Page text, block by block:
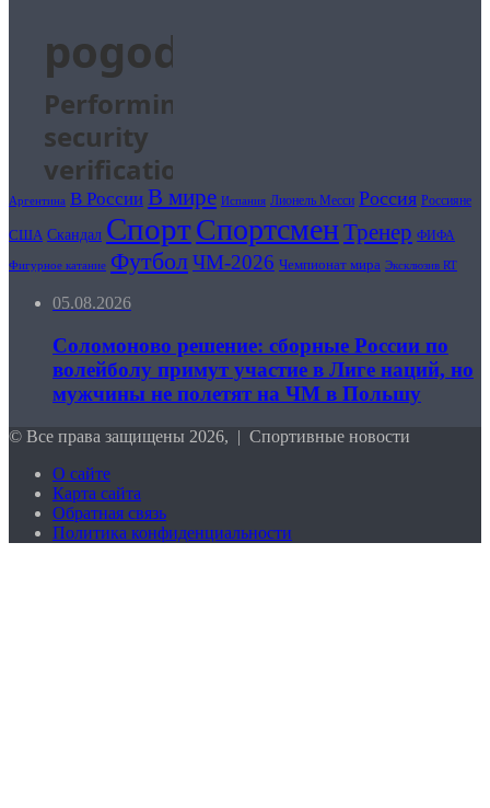
Аргентина В России В мире Испания Лионель Месси Россия Россияне
США Скандал СпортСпортсменТренер ФИФА
Фигурное катание ФутболЧМ-2026 Чемпионат мира Эксклюзив RT
05.08.2026
Соломоново решение: сборные России по
волейболу примут участие в Лиге наций, но
мужчины не полетят на ЧМ в Польшу
© Все права защищены 2026, | Спортивные новости
О сайте
Карта сайта
Обратная связь
Политика конфиденциальности